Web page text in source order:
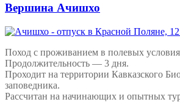
Вершина Ачишхо
Поход с проживанием в полевых
Продолжительность — 3 дня.
Проходит на территории Кавказского
заповедника.
Рассчитан на начинающих и опытных